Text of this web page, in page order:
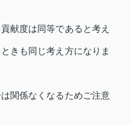
献度は同等であると考え
きも同じ考え方になりま
関係なくなるためご注意